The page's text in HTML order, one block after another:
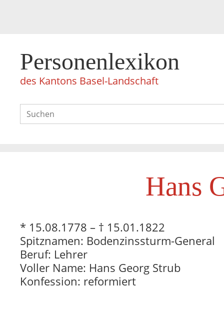
Personenlexikon
des Kantons Basel-Landschaft
Hans
* 15.08.1778 – † 15.01.1822
Spitznamen: Bodenzinssturm-General
Beruf: Lehrer
Voller Name: Hans Georg Strub
Konfession: reformiert